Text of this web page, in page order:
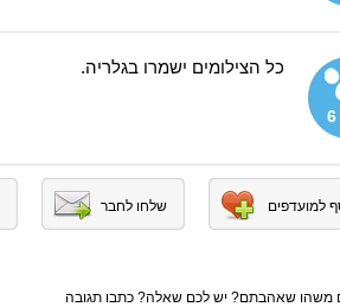
6
כל הצילומים ישמרו בגלריה.
למועדפים שלחו לחבר
משהו שאהבתם? יש לכם שאלה? כתבו תגובה